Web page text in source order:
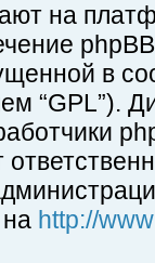
на
в
“GPL”).
http://